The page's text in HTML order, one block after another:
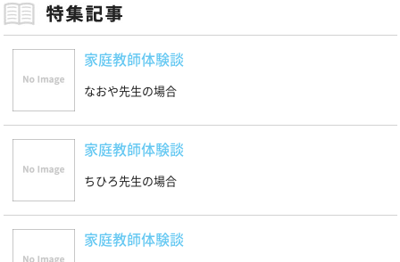
家庭教師体験談
なおや先生の場合
家庭教師体験談
ちひろ先生の場合
家庭教師体験談